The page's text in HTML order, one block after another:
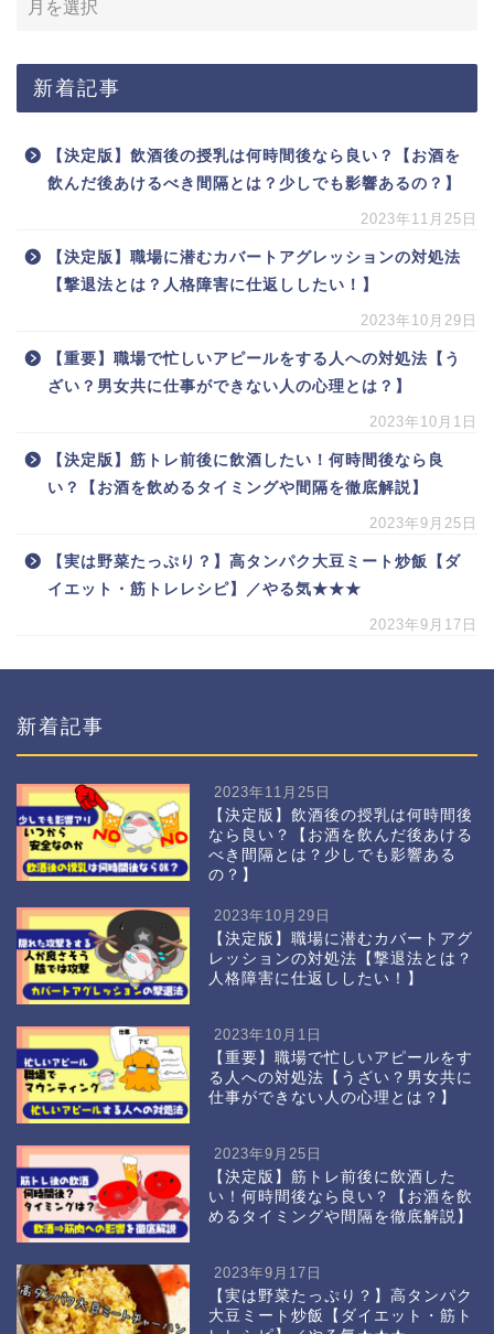
新着記事
【決定版】飲酒後の授乳は何時間後なら良い？【お酒を
飲んだ後あけるべき間隔とは？少しでも影響あるの？】
2023年11月25日
【決定版】職場に潜むカバートアグレッションの対処法
【撃退法とは？人格障害に仕返ししたい！】
2023年10月29日
【重要】職場で忙しいアピールをする人への対処法【う
ざい？男女共に仕事ができない人の心理とは？】
2023年10月1日
【決定版】筋トレ前後に飲酒したい！何時間後なら良
い？【お酒を飲めるタイミングや間隔を徹底解説】
2023年9月25日
【実は野菜たっぷり？】高タンパク大豆ミート炒飯【ダ
イエット・筋トレレシピ】／やる気★★★
2023年9月17日
新着記事
2023年11月25日
【決定版】飲酒後の授乳は何時間後
なら良い？【お酒を飲んだ後あける
べき間隔とは？少しでも影響ある
の？】
2023年10月29日
【決定版】職場に潜むカバートアグ
レッションの対処法【撃退法とは？
人格障害に仕返ししたい！】
2023年10月1日
【重要】職場で忙しいアピールをす
る人への対処法【うざい？男女共に
仕事ができない人の心理とは？】
2023年9月25日
【決定版】筋トレ前後に飲酒した
い！何時間後なら良い？【お酒を飲
めるタイミングや間隔を徹底解説】
2023年9月17日
【実は野菜たっぷり？】高タンパク
大豆ミート炒飯【ダイエット・筋ト